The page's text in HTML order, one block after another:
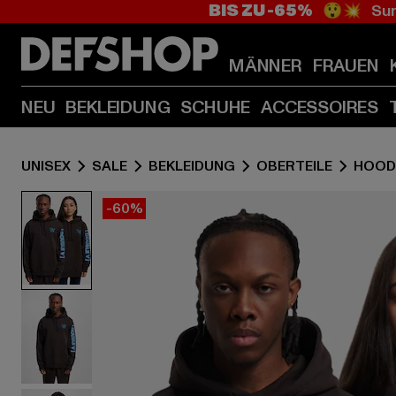
BIS ZU -65% 😲💥
MÄNNER FRAUEN
NEU BEKLEIDUNG SCHUHE ACCESSOIRES
UNISEX SALE BEKLEIDUNG OBERTEILE
-60%